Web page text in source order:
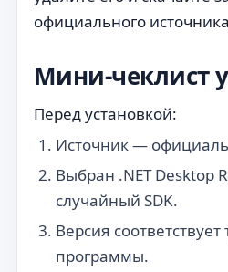
официального
Мини-чеклист
Перед установкой:
Источник —
Выбран .NET Desktop
случайный SDK.
Версия
программы.